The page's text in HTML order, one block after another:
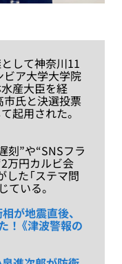
して神奈川11
ア大学大学院
産大臣を経
氏と決選投票
起用された。
刻”や“SNSフラ
万円カルビ会
た「ステマ問
ている。
が地震直後、
！《津波警報の